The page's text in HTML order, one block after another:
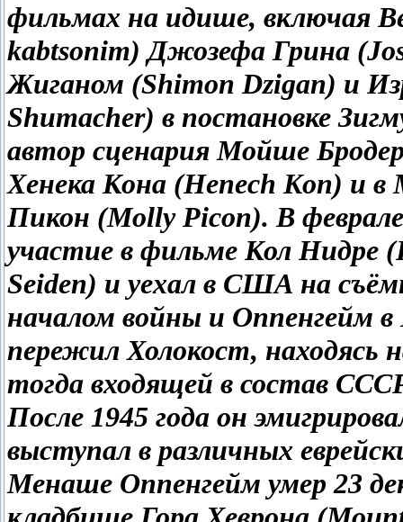
фильмах на идише, включая
kabtsonim) Джозефа Грина
Жиганом (Shimon Dzigan) и
Shumacher) в постановке
автор сценария Мойше
Хенека Кона (Henech Kon) и
Пикон (Molly Picon). B
участие в фильме Кол Нидре
Seiden) и уехал в США на
началом войны и Оппенгейм
пережил Холокост,
тогда входящей в состав
После 1945 года он
выступал в различных
Менаше Оппенгейм умер 23